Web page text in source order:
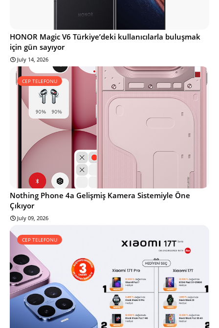
HONOR Magic V6 Türkiye’deki kullanıcılarla buluşmak
için gün sayıyor
July 14, 2026
CEP TELEFONU
Nothing Phone 4a Gelişmiş Kamera Sistemiyle Öne
Çıkıyor
July 09, 2026
CEP TELEFONU